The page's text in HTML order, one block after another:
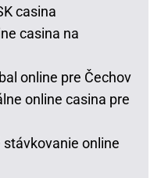
casina
casina na
online pre Čechov
online casina pre
stávkovanie online